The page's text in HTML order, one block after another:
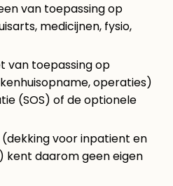
van toepassing op
medicijnen, fysio,
van toepassing op
operaties)
(SOS) of de optionele
(dekking voor inpatient en
kent daarom geen eigen